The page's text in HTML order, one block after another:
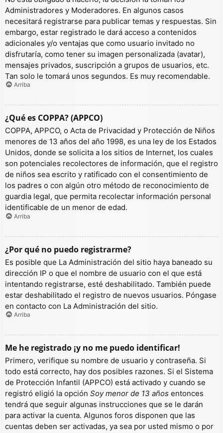
Administradores y Moderadores. En algunos casos
necesitará registrarse para publicar temas y respuestas. Sin
embargo, estar registrado le dará acceso a contenidos
adicionales y/o ventajas que como usuario invitado no
disfrutaría, como tener su imagen personalizada (avatar),
mensajes privados, suscripción a grupos de usuarios, etc.
Tan solo le tomará unos segundos. Es muy recomendable.
Arriba
¿Qué es COPPA? (APPCO)
COPPA, APPCO, o Acta de Privacidad y Protección de Niños
menores de 13 años del año 1998, es una ley de los Estados
Unidos, donde se solicita a los sitios de Internet, los cuales
son potenciales recolectores de información, que el registro
de niños sea escrito y ratificado con el consentimiento de
los padres o con algún otro método de reconocimiento de
guardia legal, que permita recolectar información personal
identificable de un menor de edad.
Arriba
¿Por qué no puedo registrarme?
Es posible que La Administración del sitio haya baneado su
dirección IP o que el nombre de usuario con el que está
intentando registrarse, esté deshabilitado. También puede
estar deshabilitado el registro de nuevos usuarios. Póngase
en contacto con La Administración del sitio.
Arriba
Me he registrado ¡y no me puedo identificar!
Primero, verifique su nombre de usuario y contraseña. Si
todo está correcto, hay dos posibles razones. Si el Sistema
de Protección Infantil (APPCO) está activado y cuando se
registró eligió la opción Soy menor de 13 años entonces
tendrá que seguir algunas instrucciones que se le darán
para activar la cuenta. Algunos foros disponen que las
cuentas deben ser activadas, ya sea por usted mismo o por